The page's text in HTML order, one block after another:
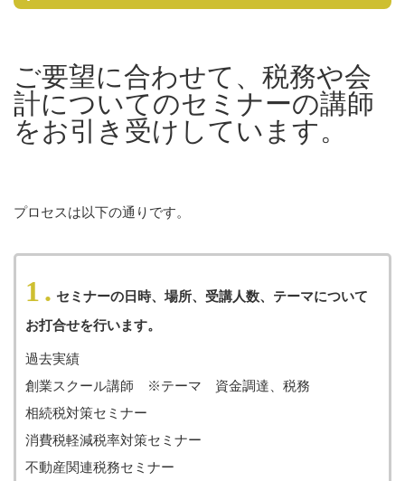
ご要望に合わせて、税務や会
計についてのセミナーの講師
をお引き受けしています。
プロセスは以下の通りです。
1. セミナーの日時、場所、受講人数、テーマについて
お打合せを行います。
過去実績
創業スクール講師 ※テーマ 資金調達、税務
相続税対策セミナー
消費税軽減税率対策セミナー
不動産関連税務セミナー